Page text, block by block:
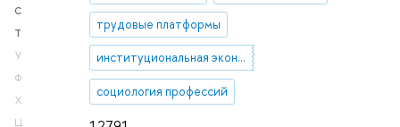
С
Т
У
Ф
Х
Ц
трудовые платформы
институциональная экономика
социология профессий